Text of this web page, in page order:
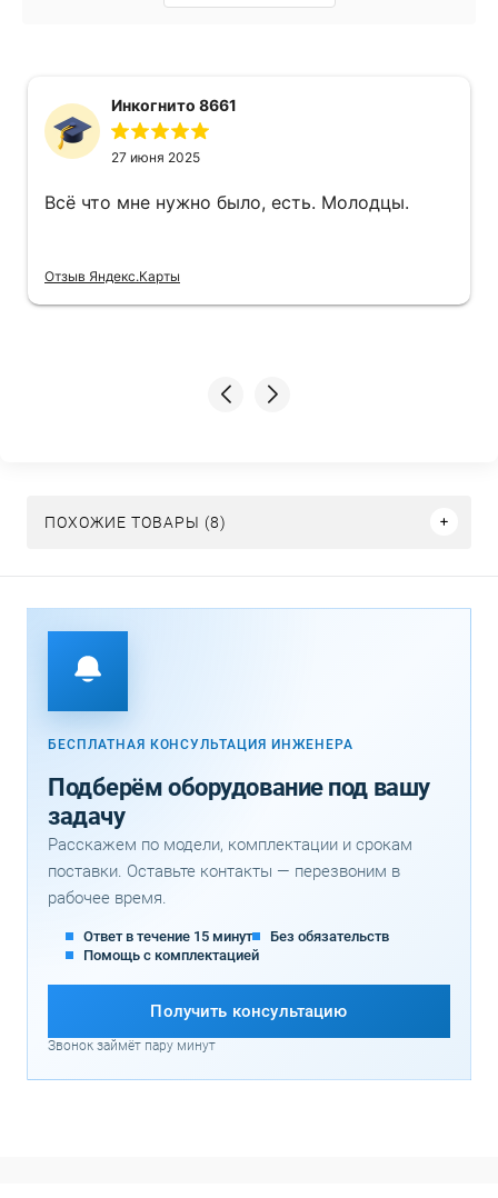
Инкогнито 8661
27 июня 2025
Всё что мне нужно было, есть. Молодцы.
Отзыв Яндекс.Карты
ПОХОЖИЕ ТОВАРЫ (8)
БЕСПЛАТНАЯ КОНСУЛЬТАЦИЯ ИНЖЕНЕРА
Подберём оборудование под вашу
задачу
Расскажем по модели, комплектации и срокам
поставки. Оставьте контакты — перезвоним в
рабочее время.
Ответ в течение 15 минут
Без обязательств
Помощь с комплектацией
Получить консультацию
Звонок займёт пару минут